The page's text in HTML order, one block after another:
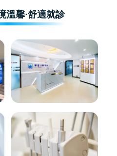
溫馨·舒適就診